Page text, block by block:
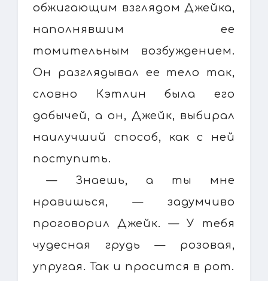
обжигающим взглядом Джейка,
наполнявшим ее
томительным возбуждением.
Он разглядывал ее тело так,
словно Кэтлин была его
добычей, а он, Джейк, выбирал
наилучший способ, как с ней
поступить.
— Знаешь, а ты мне
нравишься, — задумчиво
проговорил Джейк. — У тебя
чудесная грудь — розовая,
упругая. Так и просится в рот.